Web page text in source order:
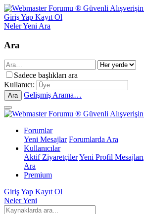
Giriş Yap Kayıt Ol
Neler Yeni Ara
Ara
Sadece başlıkları ara
Kullanıcı:
Ara Gelişmiş Arama…
Forumlar
Yeni Mesajlar Forumlarda Ara
Kullanıcılar
Aktif ZiyaretçilerYeni Profil Mesajları
Ara
Premium
Giriş Yap Kayıt Ol
Neler Yeni